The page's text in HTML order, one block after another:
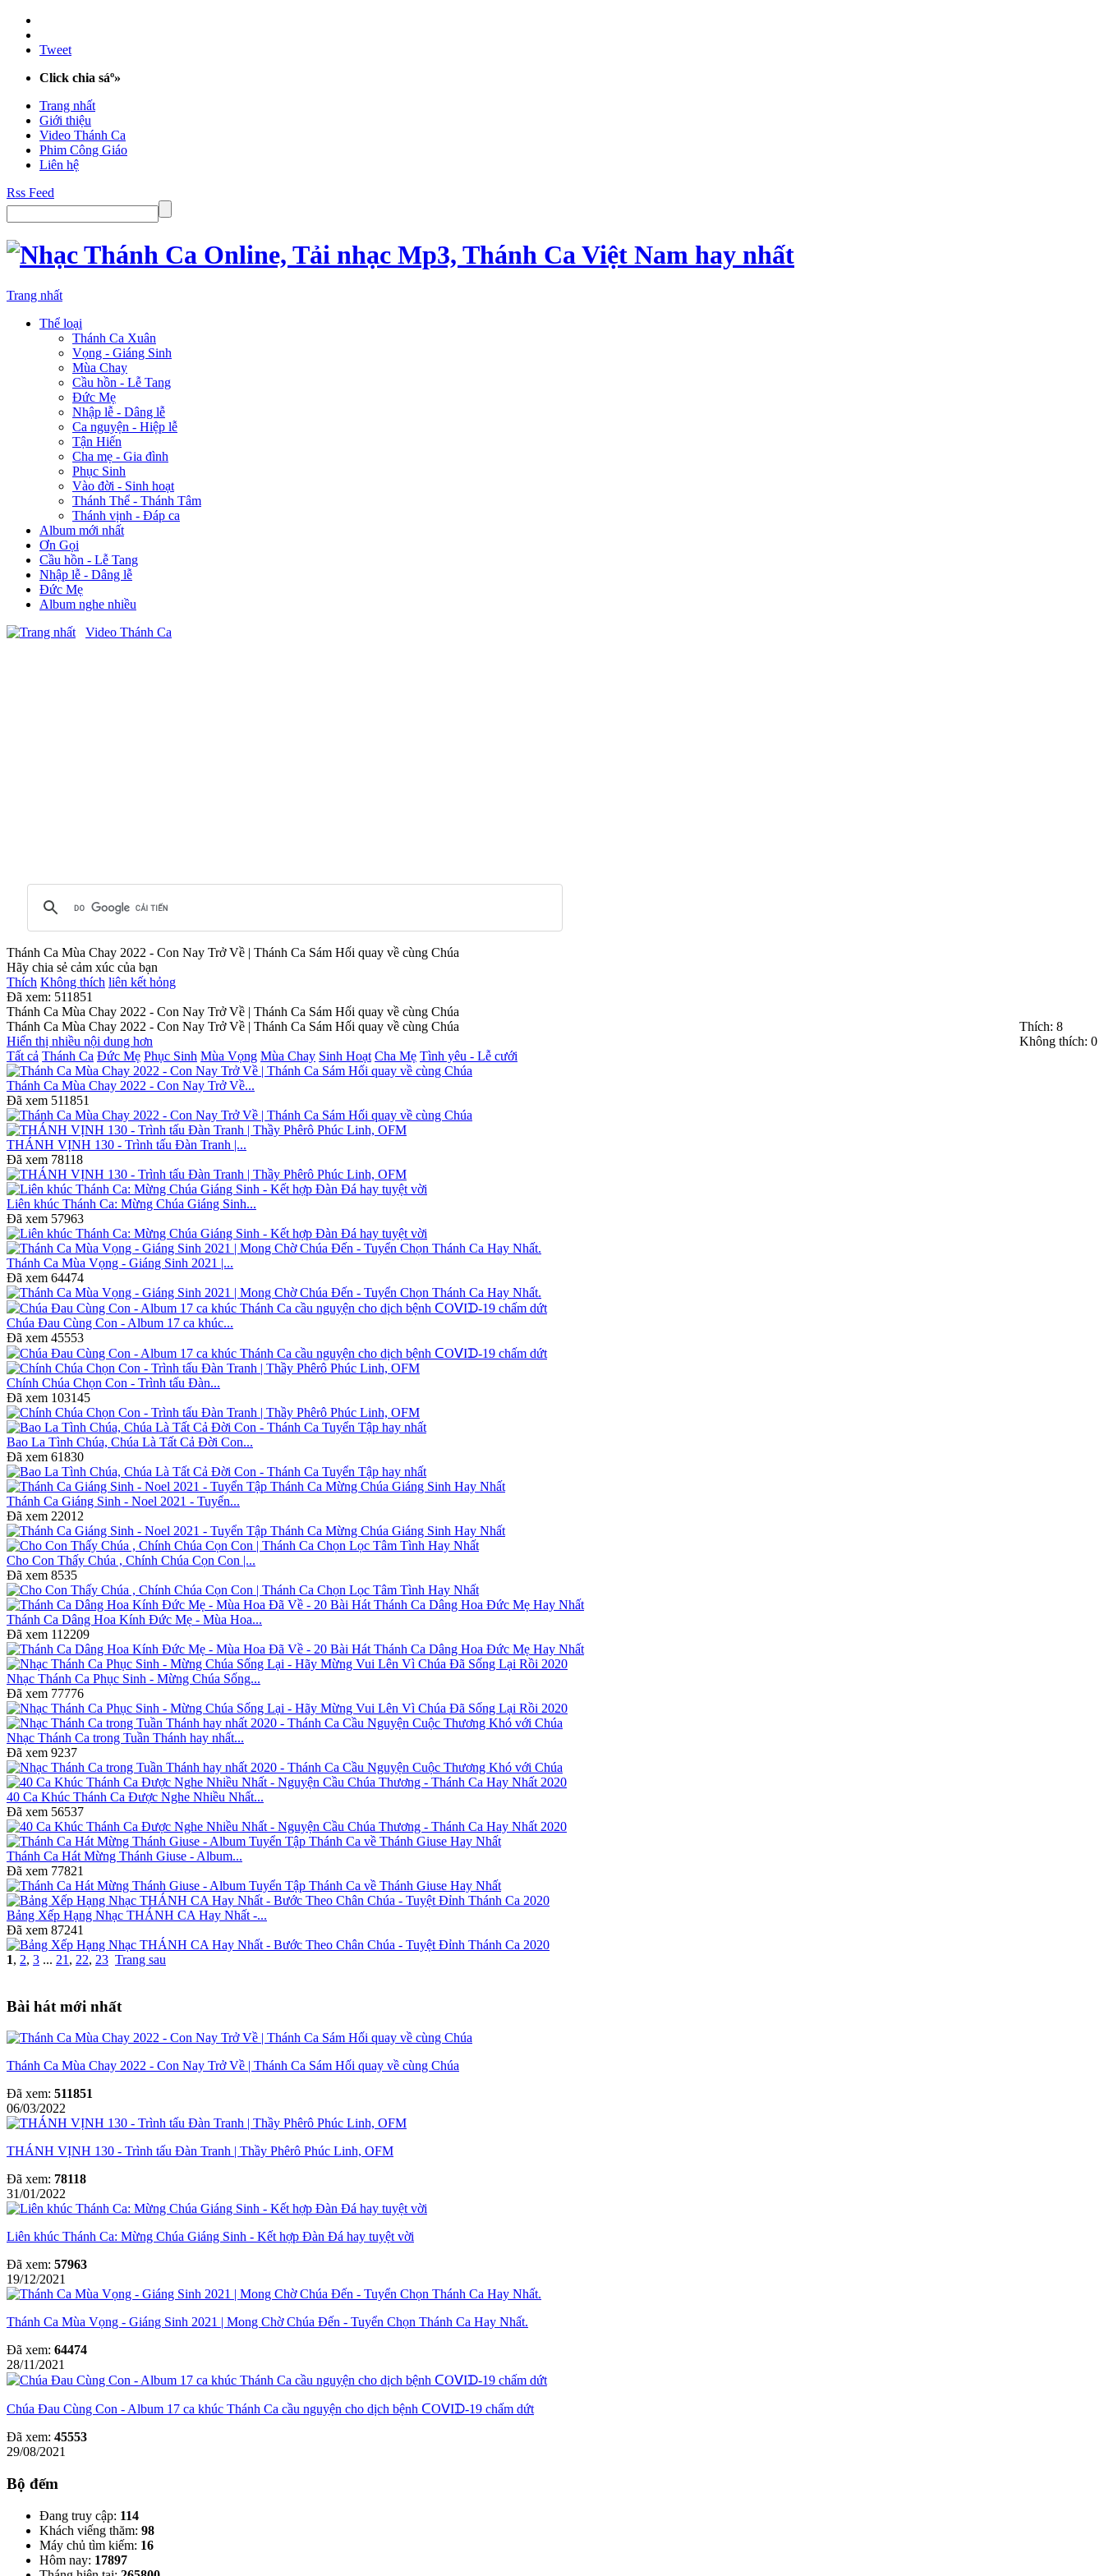
Tweet
Click chia sáº»
Trang nhất
Giới thiệu
Video Thánh Ca
Phim Công Giáo
Liên hệ
Rss Feed
Trang nhất
Thể loại
Thánh Ca Xuân
Vọng - Giáng Sinh
Mùa Chay
Cầu hồn - Lễ Tang
Đức Mẹ
Nhập lễ - Dâng lễ
Ca nguyện - Hiệp lễ
Tận Hiến
Cha mẹ - Gia đình
Phục Sinh
Vào đời - Sinh hoạt
Thánh Thể - Thánh Tâm
Thánh vịnh - Đáp ca
Album mới nhất
Ơn Gọi
Cầu hồn - Lễ Tang
Nhập lễ - Dâng lễ
Đức Mẹ
Album nghe nhiều
Video Thánh Ca
Thánh Ca Mùa Chay 2022 - Con Nay Trở Về | Thánh Ca Sám Hối quay về cùng Chúa
Hãy chia sẻ cảm xúc của bạn
Thích Không thích liên kết hỏng
Đã xem: 511851
Thích: 8
Không thích: 0
Thánh Ca Mùa Chay 2022 - Con Nay Trở Về | Thánh Ca Sám Hối quay về cùng Chúa
Thánh Ca Mùa Chay 2022 - Con Nay Trở Về | Thánh Ca Sám Hối quay về cùng Chúa
Hiển thị nhiều nội dung hơn
Tất cả Thánh Ca Đức Mẹ Phục Sinh Mùa Vọng Mùa Chay Sinh Hoạt Cha Mẹ Tình yêu - Lễ cưới
Thánh Ca Mùa Chay 2022 - Con Nay Trở Về...
Đã xem 511851
THÁNH VỊNH 130 - Trình tấu Đàn Tranh |...
Đã xem 78118
Liên khúc Thánh Ca: Mừng Chúa Giáng Sinh...
Đã xem 57963
Thánh Ca Mùa Vọng - Giáng Sinh 2021 |...
Đã xem 64474
Chúa Đau Cùng Con - Album 17 ca khúc...
Đã xem 45553
Chính Chúa Chọn Con - Trình tấu Đàn...
Đã xem 103145
Bao La Tình Chúa, Chúa Là Tất Cả Đời Con...
Đã xem 61830
Thánh Ca Giáng Sinh - Noel 2021 - Tuyển...
Đã xem 22012
Cho Con Thấy Chúa , Chính Chúa Cọn Con |...
Đã xem 8535
Thánh Ca Dâng Hoa Kính Đức Mẹ - Mùa Hoa...
Đã xem 112209
Nhạc Thánh Ca Phục Sinh - Mừng Chúa Sống...
Đã xem 77776
Nhạc Thánh Ca trong Tuần Thánh hay nhất...
Đã xem 9237
40 Ca Khúc Thánh Ca Được Nghe Nhiều Nhất...
Đã xem 56537
Thánh Ca Hát Mừng Thánh Giuse - Album...
Đã xem 77821
Bảng Xếp Hạng Nhạc THÁNH CA Hay Nhất -...
Đã xem 87241
1, 2, 3 ... 21 , 22, 23 Trang sau
Bài hát mới nhất
Thánh Ca Mùa Chay 2022 - Con Nay Trở Về | Thánh Ca Sám Hối quay về cùng Chúa
Đã xem: 511851
06/03/2022
THÁNH VỊNH 130 - Trình tấu Đàn Tranh | Thầy Phêrô Phúc Linh, OFM
Đã xem: 78118
31/01/2022
Liên khúc Thánh Ca: Mừng Chúa Giáng Sinh - Kết hợp Đàn Đá hay tuyệt vời
Đã xem: 57963
19/12/2021
Thánh Ca Mùa Vọng - Giáng Sinh 2021 | Mong Chờ Chúa Đến - Tuyển Chọn Thánh Ca Hay Nhất.
Đã xem: 64474
28/11/2021
Chúa Đau Cùng Con - Album 17 ca khúc Thánh Ca cầu nguyện cho dịch bệnh ᑕOᐯIᗪ-19 chấm dứt
Đã xem: 45553
29/08/2021
Bộ đếm
Đang truy cập: 114
Khách viếng thăm: 98
Máy chủ tìm kiếm: 16
Hôm nay: 17897